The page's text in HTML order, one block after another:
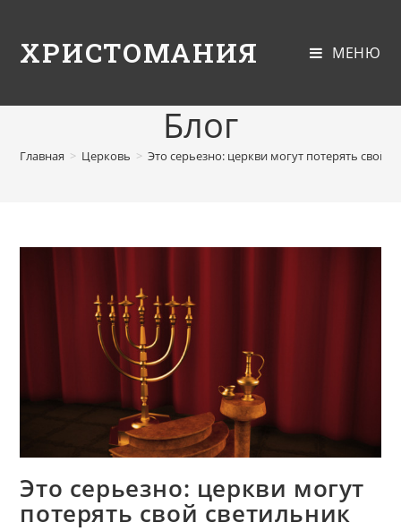
ХРИСТОМАНИЯ МЕНЮ
Блог
Главная > Церковь > Это серьезно: церкви могут потерять свой
Это серьезно: церкви могут
потерять свой светильник